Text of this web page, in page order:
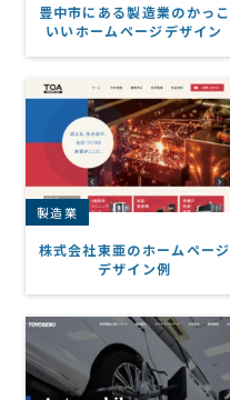
豊中市にある製造業のかっこ
いいホームページデザイン
製造業
株式会社東亜のホームページ
デザイン例